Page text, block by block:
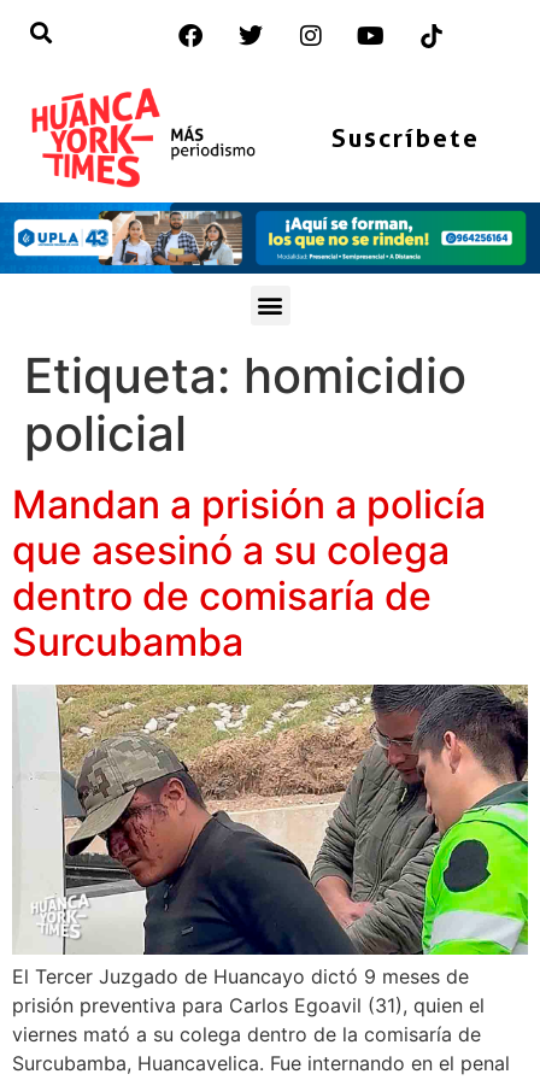
Suscríbete
Etiqueta: homicidio
policial
Mandan a prisión a policía
que asesinó a su colega
dentro de comisaría de
Surcubamba
El Tercer Juzgado de Huancayo dictó 9 meses de
prisión preventiva para Carlos Egoavil (31), quien el
viernes mató a su colega dentro de la comisaría de
Surcubamba, Huancavelica. Fue internando en el penal